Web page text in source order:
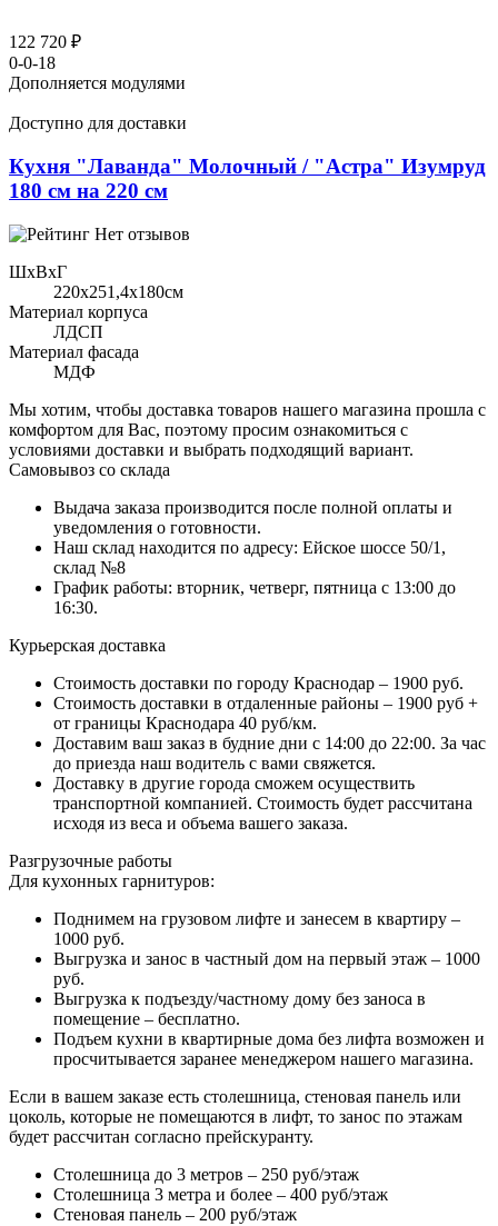
122 720 ₽
0-0-18
Дополняется модулями
Доступно для доставки
Кухня "Лаванда" Молочный / "Астра" Изумруд
180 см на 220 см
Нет отзывов
ШхВхГ
220x251,4х180см
Материал корпуса
ЛДСП
Материал фасада
МДФ
Мы хотим, чтобы доставка товаров нашего магазина прошла с
комфортом для Вас, поэтому просим ознакомиться с
условиями доставки и выбрать подходящий вариант.
Самовывоз со склада
Выдача заказа производится после полной оплаты и
уведомления о готовности.
Наш склад находится по адресу: Ейское шоссе 50/1,
склад №8
График работы: вторник, четверг, пятница с 13:00 до
16:30.
Курьерская доставка
Стоимость доставки по городу Краснодар – 1900 руб.
Стоимость доставки в отдаленные районы – 1900 руб +
от границы Краснодара 40 руб/км.
Доставим ваш заказ в будние дни с 14:00 до 22:00. За час
до приезда наш водитель с вами свяжется.
Доставку в другие города сможем осуществить
транспортной компанией. Стоимость будет рассчитана
исходя из веса и объема вашего заказа.
Разгрузочные работы
Для кухонных гарнитуров:
Поднимем на грузовом лифте и занесем в квартиру –
1000 руб.
Выгрузка и занос в частный дом на первый этаж – 1000
руб.
Выгрузка к подъезду/частному дому без заноса в
помещение – бесплатно.
Подъем кухни в квартирные дома без лифта возможен и
просчитывается заранее менеджером нашего магазина.
Если в вашем заказе есть столешница, стеновая панель или
цоколь, которые не помещаются в лифт, то занос по этажам
будет рассчитан согласно прейскуранту.
Столешница до 3 метров – 250 руб/этаж
Столешница 3 метра и более – 400 руб/этаж
Стеновая панель – 200 руб/этаж